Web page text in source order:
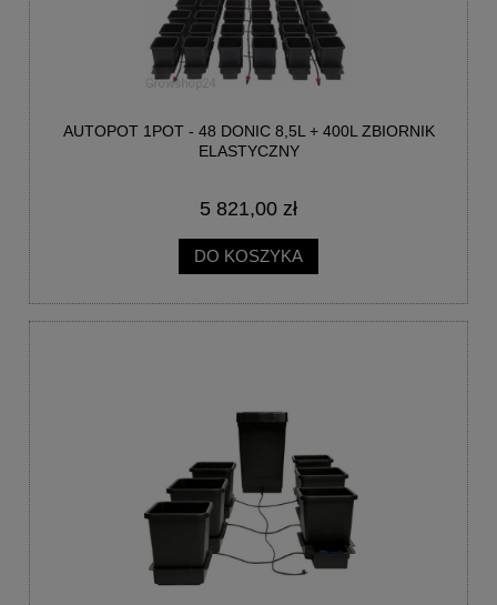
AUTOPOT 1POT - 48 DONIC 8,5L + 400L ZBIORNIK
ELASTYCZNY
5 821,00 zł
DO KOSZYKA